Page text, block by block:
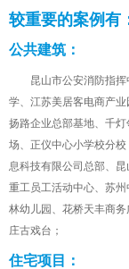
较重要的案例有
公共建筑：
昆山市公安消防指
学、江苏美居客电商产业
扬路企业总部基地、千
场、正仪中心小学校分
息科技有限公司总部、
重工员工活动中心、苏
林幼儿园、花桥天丰商
庄古戏台；
住宅项目：